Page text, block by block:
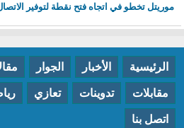
موريتل تخطو في اتجاه فتح نقطة لتوفير
الرئيسية الأخبار الجوار
مقابلات تدوينات تعازي
اتصل بنا